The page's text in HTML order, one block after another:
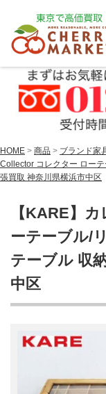
HOME > 商品 > ブランド家
Collector コレクター ロー
張買取 神奈川県横浜市中区
【KARE】
ーテーブル/
テーブル 収
中区